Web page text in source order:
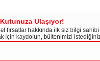
Ulaşıyor!
fırsatlar hakkında ilk siz bilgi
için kaydolun, bültenimizi